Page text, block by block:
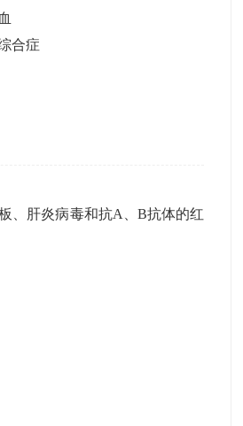
合症
、肝炎病毒和抗A、B抗体的红